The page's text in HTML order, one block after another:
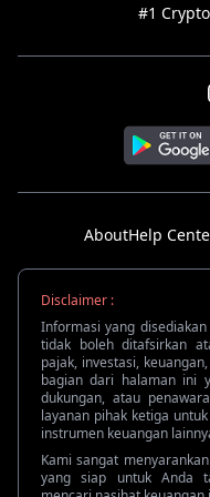
#1
AboutHelp
Disclaimer :
Informasi yang
tidak boleh ditafsirkan
pajak, investasi,
bagian dari halaman ini
dukungan, atau
layanan pihak ketiga
instrumen keuangan
Kami sangat
yang siap untuk Anda